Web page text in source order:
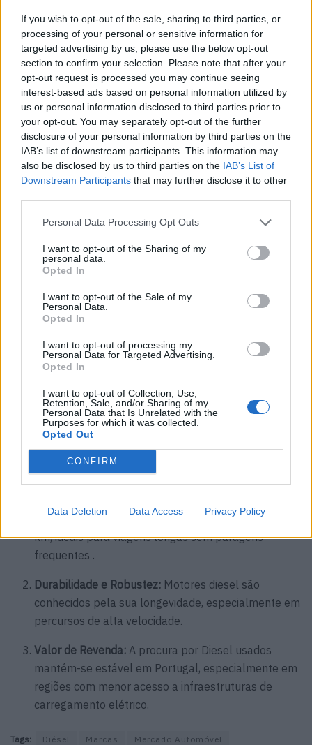
If you wish to opt-out of the sale, sharing to third parties, or
processing of your personal or sensitive information for
targeted advertising by us, please use the below opt-out
section to confirm your selection. Please note that after your
opt-out request is processed you may continue seeing
interest-based ads based on personal information utilized by
us or personal information disclosed to third parties prior to
your opt-out. You may separately opt-out of the further
disclosure of your personal information by third parties on the
IAB’s list of downstream participants. This information may
also be disclosed by us to third parties on the IAB’s List of
Downstream Participants that may further disclose it to other
Personal Data Processing Opt Outs
I want to opt-out of the Sharing of my
personal data.
Opted In
I want to opt-out of the Sale of my
Personal Data.
Opted In
I want to opt-out of processing my
Personal Data for Targeted Advertising.
Opted In
I want to opt-out of Collection, Use,
Retention, Sale, and/or Sharing of my
Personal Data that Is Unrelated with the
Purposes for which it was collected.
Opted Out
CONFIRM
Data Deletion Data Access Privacy Policy
nacional, oferece espaço e funcionalidade a rodos, com
um motor 2.0 TDI de 116 cv e consumo de 5,0 l/100 km.
Ideal para viagens longas, inclui barras de tejadilho e
sistemas de assistência à condução.
Por que escolher um Diesel em
2025?
SEAT Leon oferecem consumos abaixo de 5 l/100
km, ideais para viagens longas sem paragens
frequentes .
Durabilidade e Robustez: Motores diesel são
conhecidos pela sua longevidade, especialmente em
percursos de alta velocidade.
Valor de Revenda: A procura por Diesel usados
mantém-se estável em Portugal, especialmente em
regiões com menor acesso a infraestruturas de
carregamento elétrico.
Tags: Diésel Marcas Mercado Automóvel